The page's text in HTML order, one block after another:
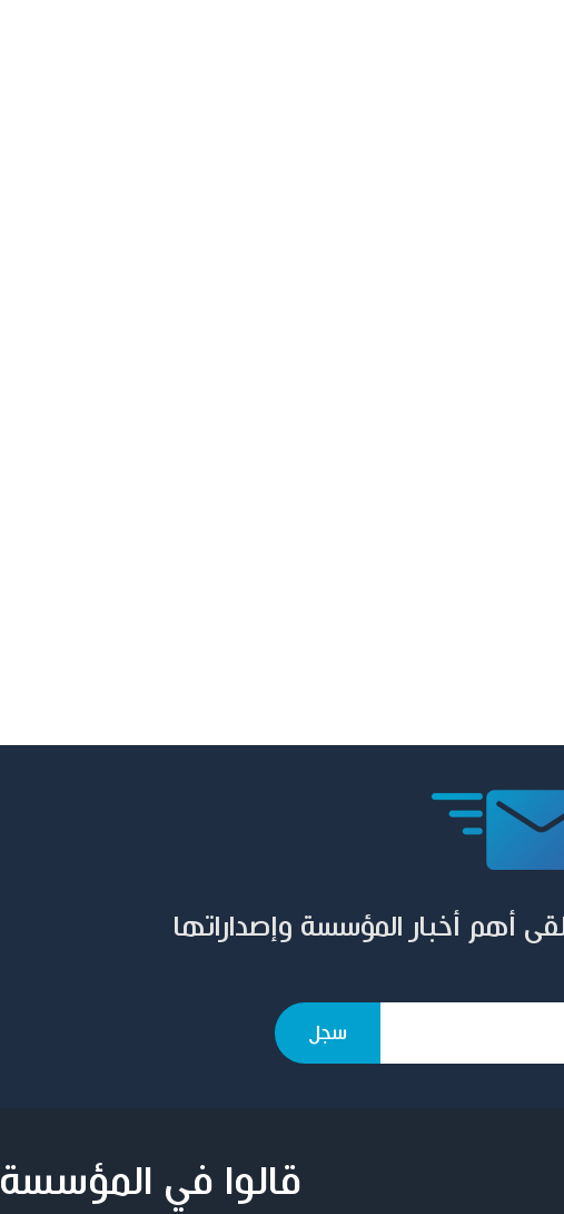
أهم أخبار المؤسسة وإصداراتها
قالوا في المؤسسة